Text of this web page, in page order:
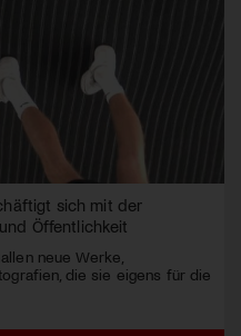
sich mit der
Öffentlichkeit
neue Werke,
die sie eigens für die